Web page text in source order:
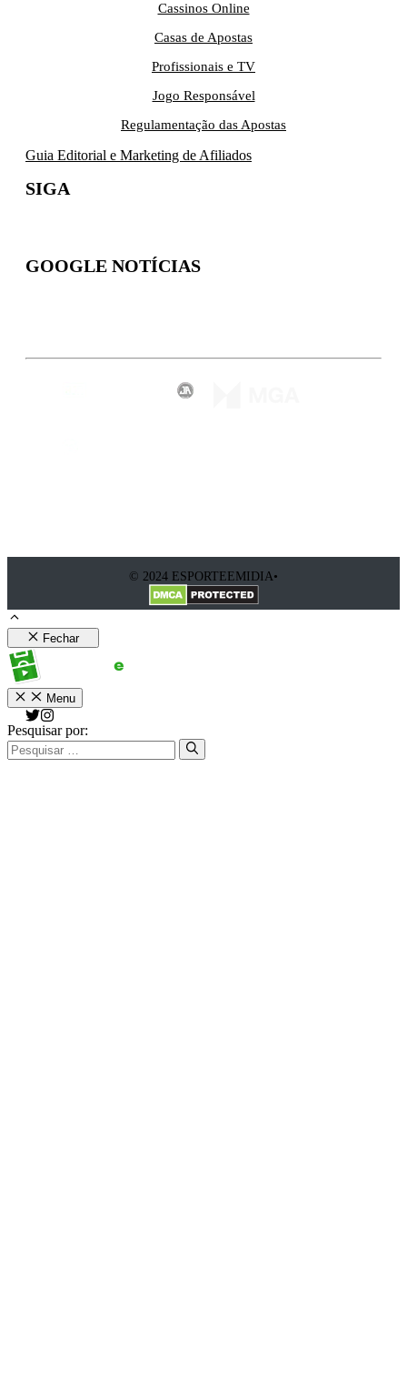
Cassinos Online
Casas de Apostas
Profissionais e TV
Jogo Responsável
Regulamentação das Apostas
Guia Editorial e Marketing de Afiliados
SIGA
GOOGLE NOTÍCIAS
© 2024 ESPORTEEMIDIA•
Fechar
Menu
Pesquisar por: